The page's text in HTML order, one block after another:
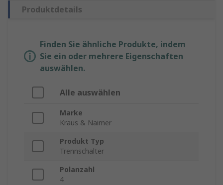
Produktdetails
Finden Sie ähnliche Produkte, indem
Sie ein oder mehrere Eigenschaften
auswählen.
Alle auswählen
Marke
Kraus & Naimer
Produkt Typ
Trennschalter
Polanzahl
4